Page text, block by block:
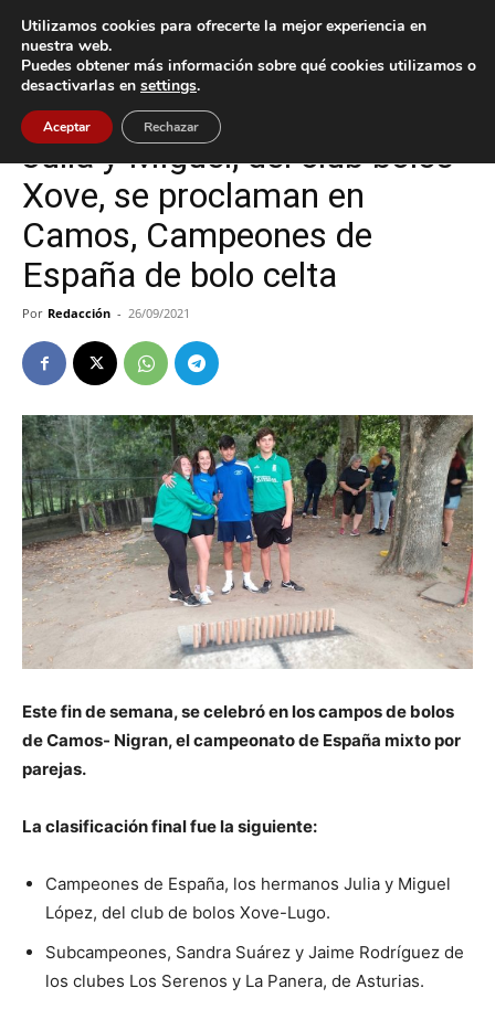
Inicio Deportes
Deportes Nigrán
Julia y Miguel, del club bolos
Xove, se proclaman en
Camos, Campeones de
España de bolo celta
Por Redacción - 26/09/2021
Este fin de semana, se celebró en los campos de bolos
de Camos- Nigran, el campeonato de España mixto por
parejas.
La clasificación final fue la siguiente:
Campeones de España, los hermanos Julia y Miguel
López, del club de bolos Xove-Lugo.
Subcampeones, Sandra Suárez y Jaime Rodríguez de
los clubes Los Serenos y La Panera, de Asturias.
Utilizamos cookies para ofrecerte la mejor experiencia en
nuestra web.
Puedes obtener más información sobre qué cookies utilizamos o
desactivarlas en settings.
Aceptar Rechazar